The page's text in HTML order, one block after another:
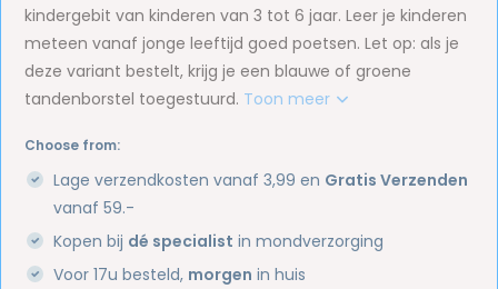
kindergebit van kinderen van 3 tot 6 jaar. Leer je kinderen
meteen vanaf jonge leeftijd goed poetsen. Let op: als je
deze variant bestelt, krijg je een blauwe of groene
tandenborstel toegestuurd. Toon meer
Choose from:
Lage verzendkosten vanaf 3,99 en Gratis Verzenden
vanaf 59.-
Kopen bij dé specialist in mondverzorging
Voor 17u besteld, morgen in huis